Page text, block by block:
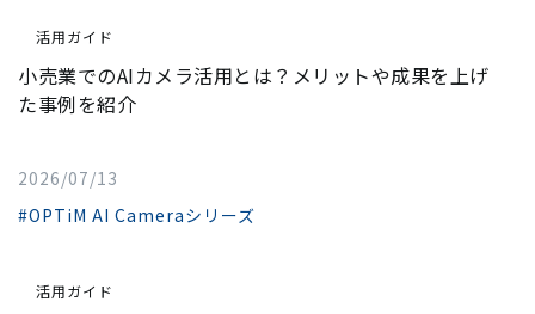
活用ガイド
小売業でのAIカメラ活用とは？メリットや成果を上げ
た事例を紹介
2026/07/13
#OPTiM AI Cameraシリーズ
活用ガイド